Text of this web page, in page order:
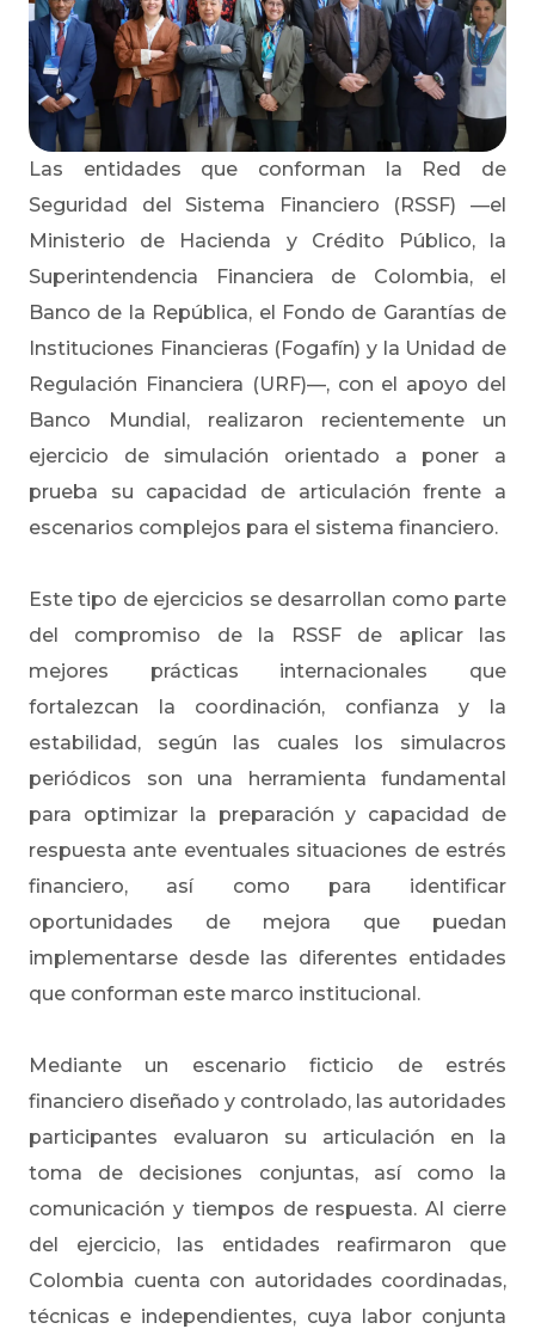
Las entidades que conforman la Red de
Seguridad del Sistema Financiero (RSSF) —el
Ministerio de Hacienda y Crédito Público, la
Superintendencia Financiera de Colombia, el
Banco de la República, el Fondo de Garantías de
Instituciones Financieras (Fogafín) y la Unidad de
Regulación Financiera (URF)—, con el apoyo del
Banco Mundial, realizaron recientemente un
ejercicio de simulación orientado a poner a
prueba su capacidad de articulación frente a
escenarios complejos para el sistema financiero.
Este tipo de ejercicios se desarrollan como parte
del compromiso de la RSSF de aplicar las
mejores prácticas internacionales que
fortalezcan la coordinación, confianza y la
estabilidad, según las cuales los simulacros
periódicos son una herramienta fundamental
para optimizar la preparación y capacidad de
respuesta ante eventuales situaciones de estrés
financiero, así como para identificar
oportunidades de mejora que puedan
implementarse desde las diferentes entidades
que conforman este marco institucional.
Mediante un escenario ficticio de estrés
financiero diseñado y controlado, las autoridades
participantes evaluaron su articulación en la
toma de decisiones conjuntas, así como la
comunicación y tiempos de respuesta. Al cierre
del ejercicio, las entidades reafirmaron que
Colombia cuenta con autoridades coordinadas,
técnicas e independientes, cuya labor conjunta